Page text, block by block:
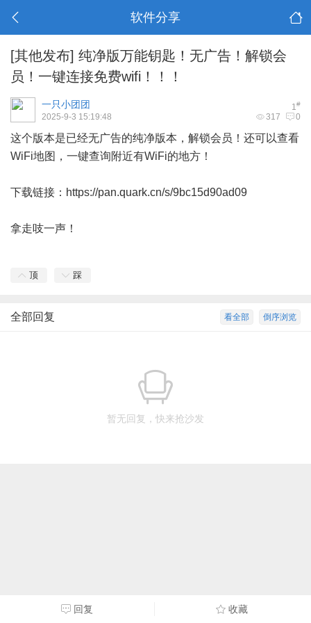
软件分享
[其他发布] 纯净版万能钥匙！无广告！解锁会
员！一键连接免费wifi！！！
1#
一只小团团
317 0
2025-9-3 15:19:48
这个版本是已经无广告的纯净版本，解锁会员！还可以查看
WiFi地图，一键查询附近有WiFi的地方！
下载链接： https://pan.quark.cn/s/9bc15d90ad09
拿走吱一声！
顶 踩
倒序浏览
看全部
全部回复
暂无回复，快来抢沙发
回复 收藏